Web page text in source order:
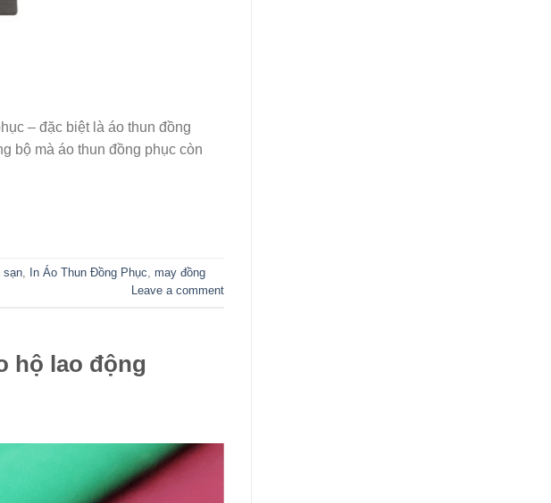
– đặc biệt là áo thun đồng
bộ mà áo thun đồng phục còn
sạn, In Áo Thun Đồng Phục, may đồng
Leave a comment
hộ lao động